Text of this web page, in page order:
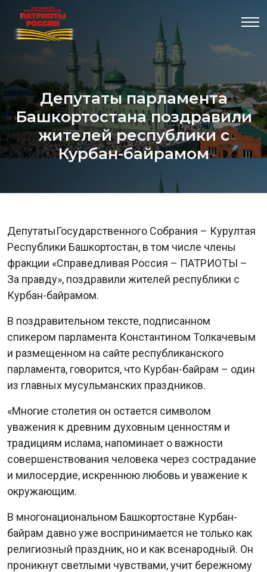
Депутаты парламента
Башкортостана поздравили
жителей республики с
Курбан-байрамом
ДепутатыГосударственного Собрания – Курултая
Республики Башкортостан, в том числе члены
фракции «Справедливая Россия – ПАТРИОТЫ –
За правду», поздравили жителей республики с
Курбан-байрамом.
В поздравительном тексте, подписанном
спикером парламента Константином Толкачевым
и размещенном на сайте республиканского
парламента, говорится, что Курбан-байрам – один
из главных мусульманских праздников.
«Многие столетия он остается символом
уважения к древним духовным ценностям и
традициям ислама, напоминает о важности
совершенствования человека через сострадание
и милосердие, искреннюю любовь и уважение к
окружающим.
В многонациональном Башкортостане Курбан-
байрам давно уже воспринимается не только как
религиозный праздник, но и как всенародный. Он
проникнут светлыми чувствами, учит бережному